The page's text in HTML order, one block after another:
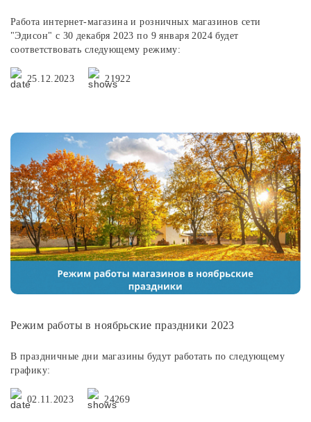
Работа интернет-магазина и розничных магазинов сети
"Эдисон" с 30 декабря 2023 по 9 января 2024 будет
соответствовать следующему режиму:
25.12.2023 21922
Режим работы в ноябрьские праздники 2023
В праздничные дни магазины будут работать по следующему
графику:
02.11.2023 24269